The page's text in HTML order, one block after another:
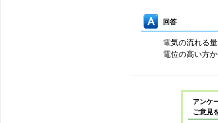
回答
電気の流れる
電位の高い方
アンケ
ご意見